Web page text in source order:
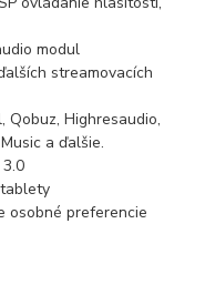
modul
streamovacích
Qobuz, Highresaudio,
a ďalšie.
osobné preferencie